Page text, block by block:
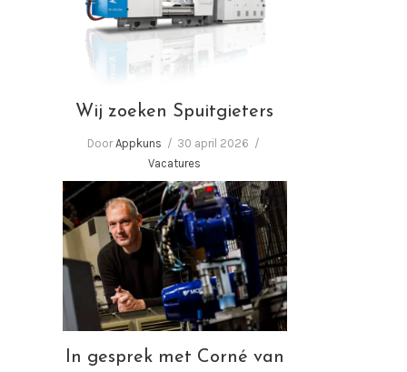
Wij zoeken Spuitgieters
Wij zoeken Spuitgieters
DoorAppkuns
30 april 2026
Vacatures
In gesprek met Corné van
Baal, eigenaar Appkuns |
Performance in plastics!
In gesprek met Corné van